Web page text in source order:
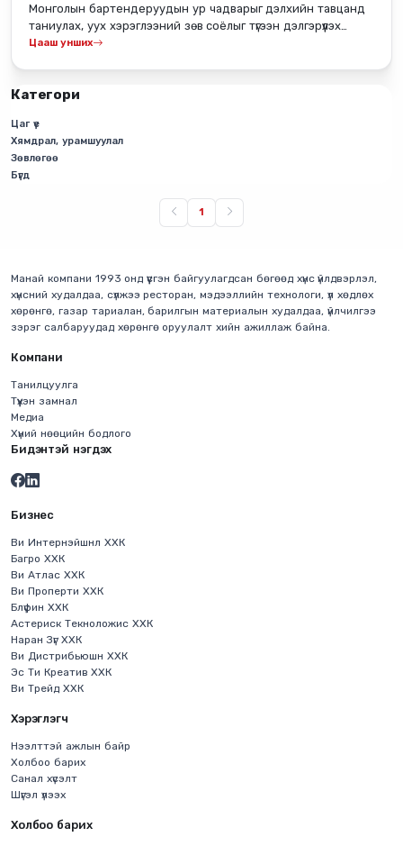
Монголын бартендеруудын ур чадварыг дэлхийн тавцанд
таниулах, уух хэрэглээний зөв соёлыг түгээн дэлгэрүүлэх
зорилготой “Zubrowka Bartender Competition 2026”
Цааш унших
Категори
Цаг үе
Хямдрал, урамшуулал
Зөвлөгөө
Бүгд
1
Манай компани 1993 онд үүсгэн байгуулагдсан бөгөөд хүнс үйлдвэрлэл,
хүнсний худалдаа, сүлжээ ресторан, мэдээллийн технологи, үл хөдлөх
хөрөнгө, газар тариалан, барилгын материалын худалдаа, үйлчилгээ
зэрэг салбаруудад хөрөнгө оруулалт хийн ажиллаж байна.
Компани
Танилцуулга
Түүхэн замнал
Медиа
Хүний нөөцийн бодлого
Бидэнтэй нэгдэх
Бизнес
Ви Интернэйшнл ХХК
Багро ХХК
Ви Атлас ХХК
Ви Проперти ХХК
Блүфин ХХК
Астериск Текноложис ХХК
Наран Зүг ХХК
Ви Дистрибьюшн ХХК
Эс Ти Креатив ХХК
Ви Трейд ХХК
Хэрэглэгч
Нээлттэй ажлын байр
Холбоо барих
Санал хүсэлт
Шүгэл үлээх
Холбоо барих